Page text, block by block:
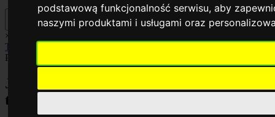
podstawową funkcjonalność serwisu,aby
naszymi produktami i usługami oraz
×
Technologia
Poradniki
Jak odzyskać dane z uszkodzonego dysku
twardego skutecznie